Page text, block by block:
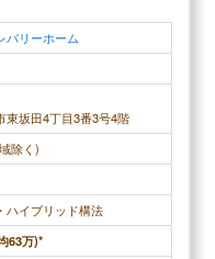
了
式】
り寄せる
くりの第一歩
始めよう
バリーホーム
東坂田4丁目3番3号4階
除く)
ハイブリッド構法
63万)*